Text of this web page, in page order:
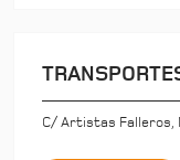
C/ Artistas Falleros,